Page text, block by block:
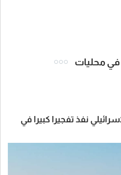
في محليات
نفذ تفجيرا كبيرا في